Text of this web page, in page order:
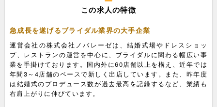
この求人の特徴
急成長を遂げるブライダル業界の大手企業
運営会社の株式会社ノバレーゼは、結婚式場やドレスショッ
プ、レストランの運営を中心に、ブライダルに関わる幅広い事
業を手掛けております。国内外に60店舗以上を構え、近年では
年間3～4店舗のペースで新しく出店しています。また、昨年度
は結婚式のプロデュース数が過去最高を記録するなど、業績も
右肩上がりに伸びています。